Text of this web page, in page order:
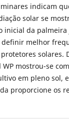
indicam
solar se
inicial da
definir melhor
solares.
mostrou-se
em pleno sol,
proporcione os